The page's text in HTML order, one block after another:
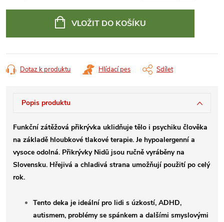
VLOŽIT DO KOŠÍKU
Dotaz k produktu Hlídací pes Sdílet
Popis produktu
Funkční zátěžová přikrývka uklidňuje tělo i psychiku člověka
na základě hloubkové tlakové terapie. Je hypoalergenní a
vysoce odolná. Přikrývky Nidū jsou ručně vyráběny na
Slovensku. Hřejivá a chladivá strana umožňují použití po celý
rok.
Tento deka je ideální pro lidi s úzkostí, ADHD,
autismem, problémy se spánkem a dalšími smyslovými